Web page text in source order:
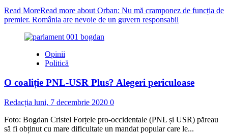
Read MoreRead more about Orban: Nu mă cramponez de funcția de
premier. România are nevoie de un guvern responsabil
Opinii
Politică
O coaliție PNL-USR Plus? Alegeri periculoase
Redacția luni, 7 decembrie 2020 0
Foto: Bogdan Cristel Forțele pro-occidentale (PNL și USR) păreau
să fi obținut cu mare dificultate un mandat popular care le...